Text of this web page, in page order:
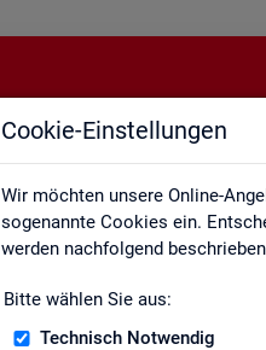
Cookie-Einstellungen
Wir möchten unsere Online-
sogenannte Cookies ein.
werden nachfolgend
Bitte wählen Sie aus:
Technisch Notwendig